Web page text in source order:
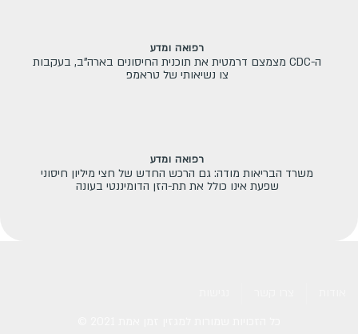
רפואה ומדע
ה-CDC מצמצם דרמטית את תוכנית החיסונים בארה"ב, בעקבות
צו נשיאותי של טראמפ
רפואה ומדע
משרד הבריאות מודה: גם הרכש החדש של חצי מיליון חיסוני
שפעת אינו כולל את תת-הזן הדומיננטי בעונה